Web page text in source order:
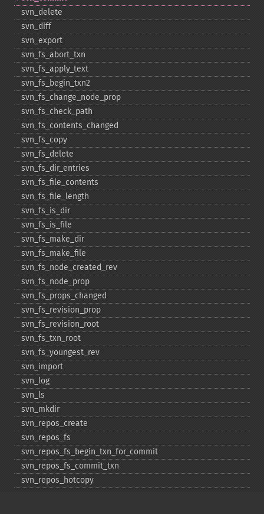
svn_​delete
svn_​diff
svn_​export
svn_​fs_​abort_​txn
svn_​fs_​apply_​text
svn_​fs_​begin_​txn2
svn_​fs_​change_​node_​prop
svn_​fs_​check_​path
svn_​fs_​contents_​changed
svn_​fs_​copy
svn_​fs_​delete
svn_​fs_​dir_​entries
svn_​fs_​file_​contents
svn_​fs_​file_​length
svn_​fs_​is_​dir
svn_​fs_​is_​file
svn_​fs_​make_​dir
svn_​fs_​make_​file
svn_​fs_​node_​created_​rev
svn_​fs_​node_​prop
svn_​fs_​props_​changed
svn_​fs_​revision_​prop
svn_​fs_​revision_​root
svn_​fs_​txn_​root
svn_​fs_​youngest_​rev
svn_​import
svn_​log
svn_​ls
svn_​mkdir
svn_​repos_​create
svn_​repos_​fs
svn_​repos_​fs_​begin_​txn_​for_​commit
svn_​repos_​fs_​commit_​txn
svn_​repos_​hotcopy